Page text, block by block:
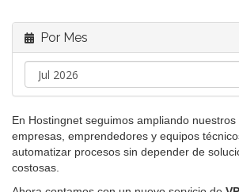
Por Mes
En Hostingnet seguimos ampliando
empresas, emprendedores y equipos
automatizar procesos sin depender de
costosas.